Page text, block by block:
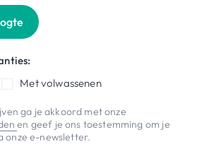
Met volwassenen
ga je akkoord met onze
en geef je ons toestemming om je
onze e-newsletter.